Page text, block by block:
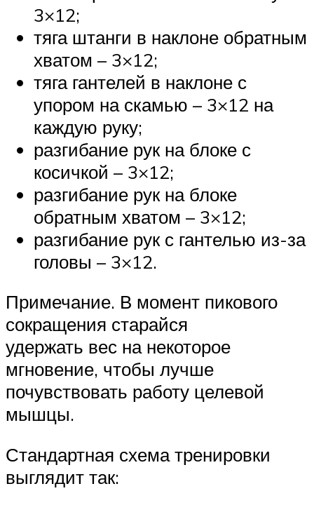
3×12;
тяга штанги в наклоне обратным
хватом – 3×12;
тяга гантелей в наклоне с
упором на скамью – 3×12 на
каждую руку;
разгибание рук на блоке с
косичкой – 3×12;
разгибание рук на блоке
обратным хватом – 3×12;
разгибание рук с гантелью из-за
головы – 3×12.
Примечание. В момент пикового
сокращения старайся
удержать вес на некоторое
мгновение, чтобы лучше
почувствовать работу целевой
мышцы.
Стандартная схема тренировки
выглядит так: